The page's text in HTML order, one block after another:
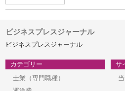
ビジネスプレスジャーナル
ビジネスプレスジャーナル
カテゴリー
士業（専門職種）
サ